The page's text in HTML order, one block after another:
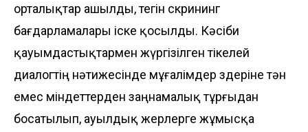
орталықтар ашылды, тегін скрининг
бағдарламалары іске қосылды. Кәсіби
қауымдастықтармен жүргізілген тікелей
диалогтің нәтиже­сінде мұғалімдер өздеріне тән
емес міндеттерден заңнамалық тұрғыдан
босатылып, ауылдық жерлерге жұмысқа